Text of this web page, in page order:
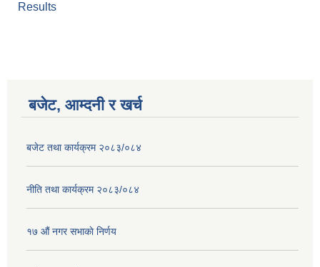
Results
बजेट, आम्दनी र खर्च
बजेट तथा कार्यक्रम २०८३/०८४
नीति तथा कार्यक्रम २०८३/०८४
१७ ‌‍औं नगर सभाकाे निर्णय